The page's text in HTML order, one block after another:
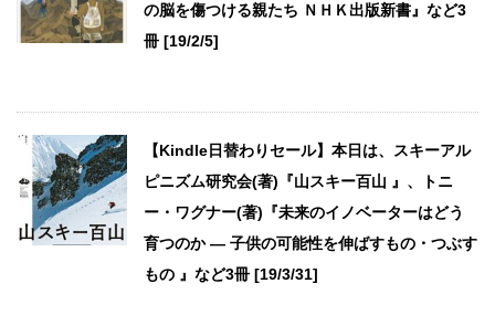
の脳を傷つける親たち ＮＨＫ出版新書』など3
冊 [19/2/5]
【Kindle日替わりセール】本日は、スキーアル
ピニズム研究会(著)『山スキー百山 』、トニ
ー・ワグナー(著)『未来のイノベーターはどう
育つのか ― 子供の可能性を伸ばすもの・つぶす
もの 』など3冊 [19/3/31]